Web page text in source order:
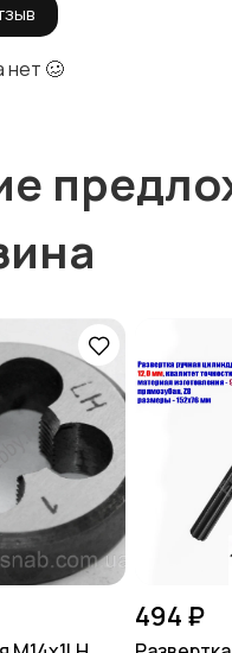
нет 🥴
494 ₽